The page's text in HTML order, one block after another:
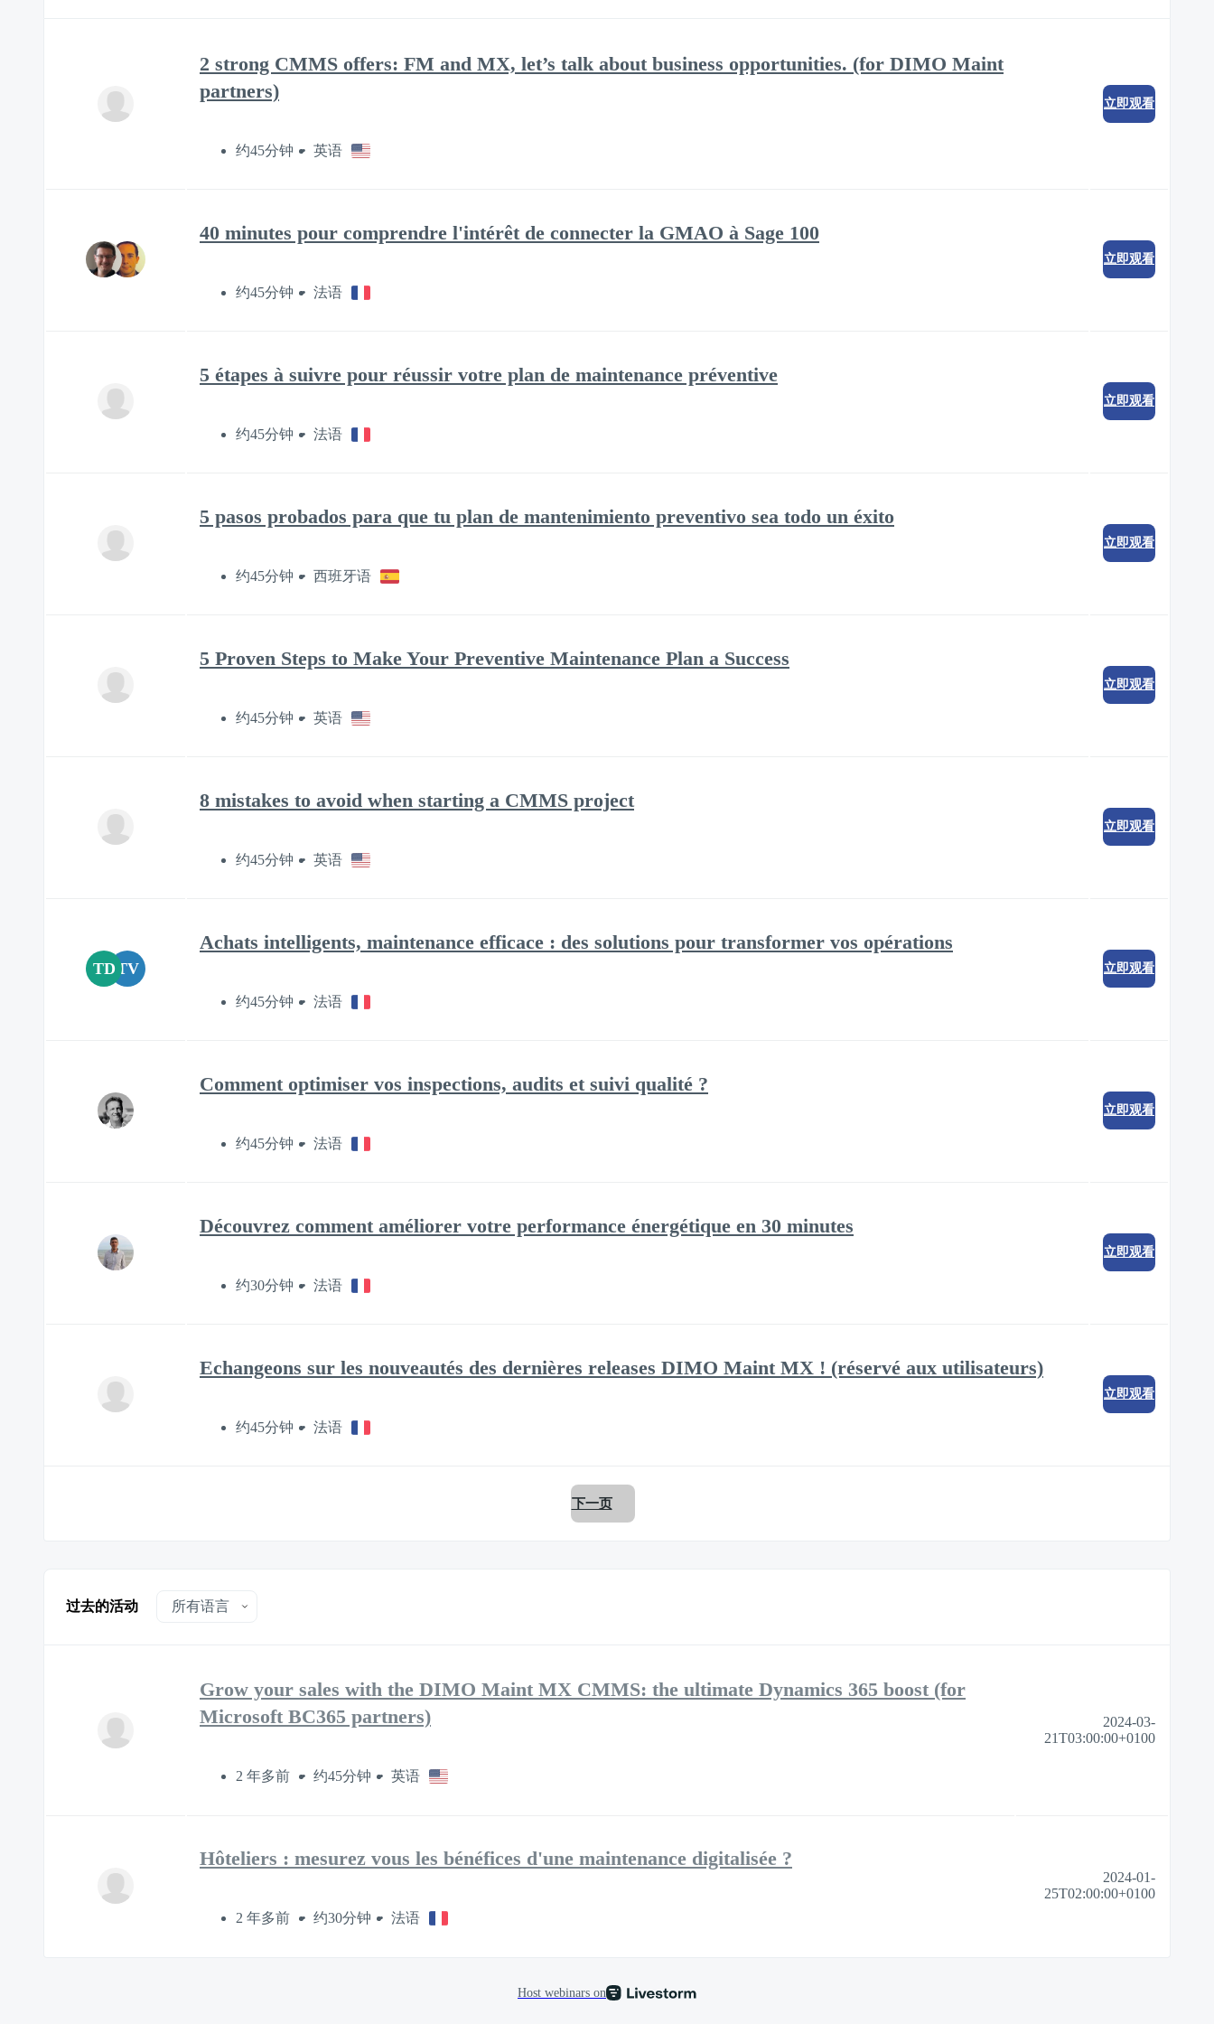
2 strong CMMS offers: FM and MX, let’s talk about business opportunities. (for DIMO Maint
partners)
约45分钟 英语
立即观看
40 minutes pour comprendre l'intérêt de connecter la GMAO à Sage 100
约45分钟 法语
立即观看
5 étapes à suivre pour réussir votre plan de maintenance préventive
约45分钟 法语
立即观看
5 pasos probados para que tu plan de mantenimiento preventivo sea todo un éxito
约45分钟 西班牙语
立即观看
5 Proven Steps to Make Your Preventive Maintenance Plan a Success
约45分钟 英语
立即观看
8 mistakes to avoid when starting a CMMS project
约45分钟 英语
立即观看
TD TV
Achats intelligents, maintenance efficace : des solutions pour transformer vos opérations
约45分钟 法语
立即观看
Comment optimiser vos inspections, audits et suivi qualité ?
约45分钟 法语
立即观看
Découvrez comment améliorer votre performance énergétique en 30 minutes
约30分钟 法语
立即观看
Echangeons sur les nouveautés des dernières releases DIMO Maint MX ! (réservé aux utilisateurs)
约45分钟 法语
立即观看
下一页
过去的活动
Grow your sales with the DIMO Maint MX CMMS: the ultimate Dynamics 365 boost (for
Microsoft BC365 partners)
2 年多前 约45分钟 英语
2024-03-
21T03:00:00+0100
Hôteliers : mesurez vous les bénéfices d'une maintenance digitalisée ?
2 年多前 约30分钟 法语
2024-01-
25T02:00:00+0100
Host webinars on